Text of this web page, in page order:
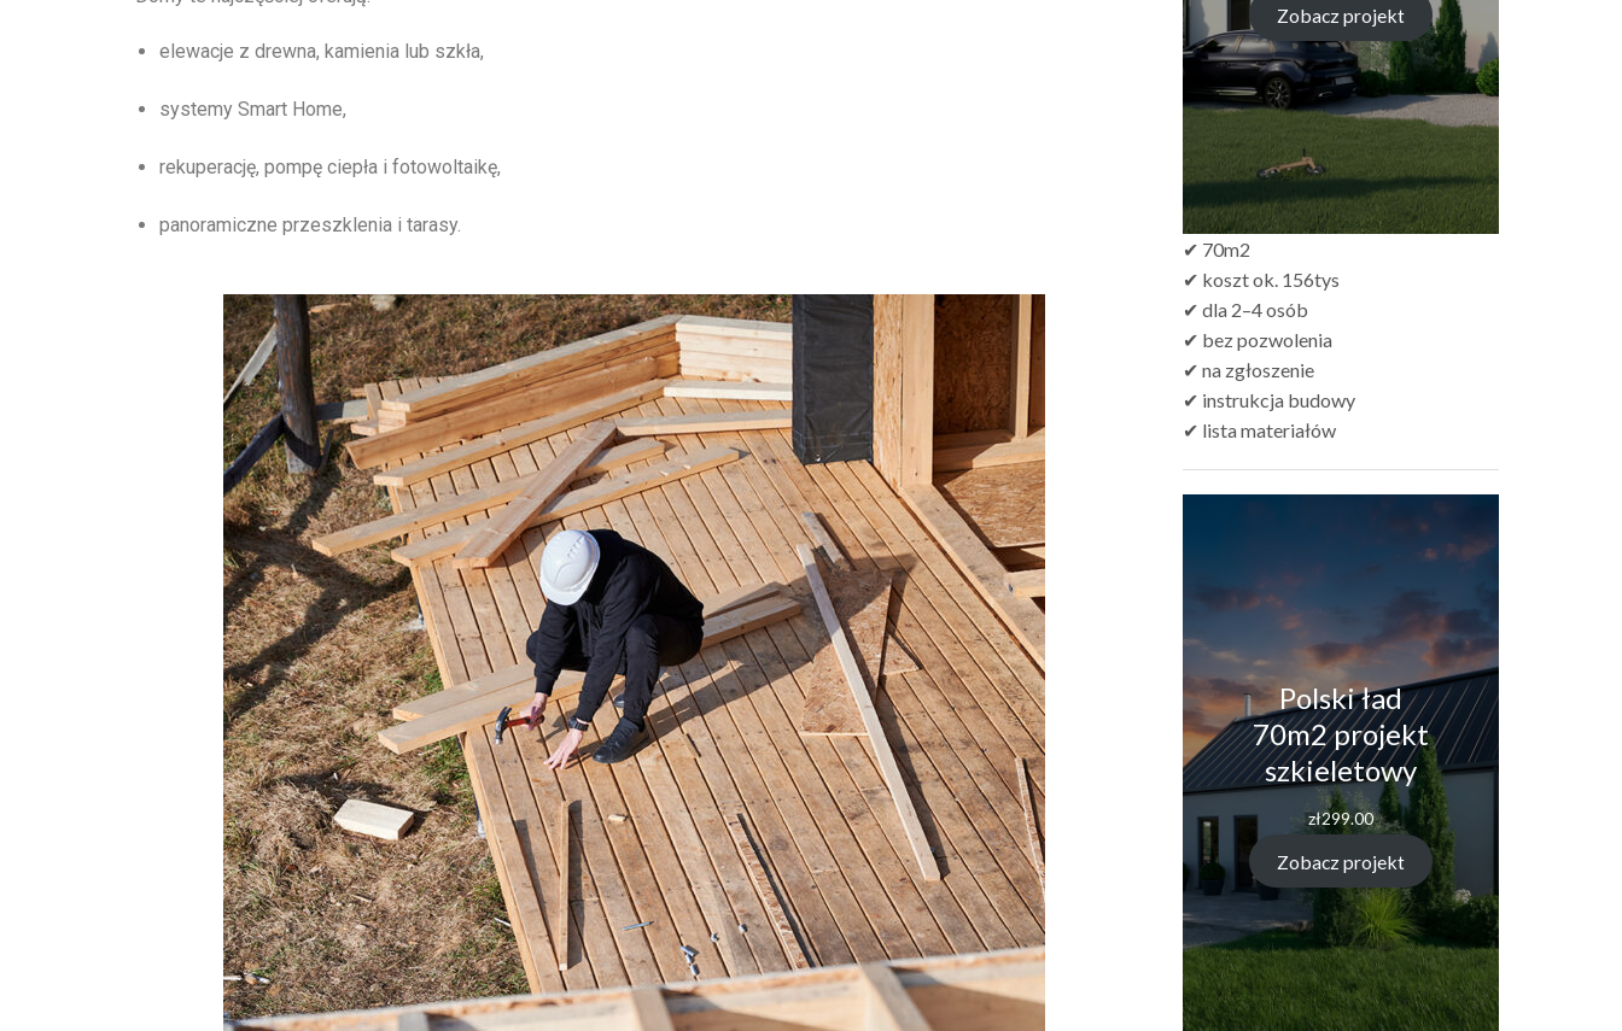
elewacje z drewna, kamienia lub szkła,
systemy Smart Home,
rekuperację, pompę ciepła i fotowoltaikę,
panoramiczne przeszklenia i tarasy.
Zobacz projekt
✔ 70m2
✔ koszt ok. 156tys
✔ dla 2–4 osób
✔ bez pozwolenia
✔ na zgłoszenie
✔ instrukcja budowy
✔ lista materiałów
Polski ład
70m2 projekt
szkieletowy
zł299.00
Zobacz projekt